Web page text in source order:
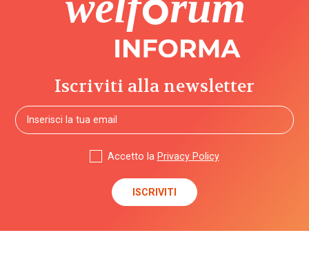
Iscriviti alla newsletter
Accetto la Privacy Policy